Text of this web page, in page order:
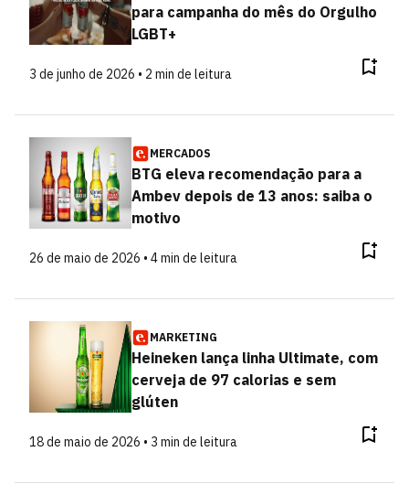
para campanha do mês do Orgulho
LGBT+
3 de junho de 2026 • 2 min de leitura
MERCADOS
BTG eleva recomendação para a
Ambev depois de 13 anos: saiba o
motivo
26 de maio de 2026 • 4 min de leitura
MARKETING
Heineken lança linha Ultimate, com
cerveja de 97 calorias e sem
glúten
18 de maio de 2026 • 3 min de leitura